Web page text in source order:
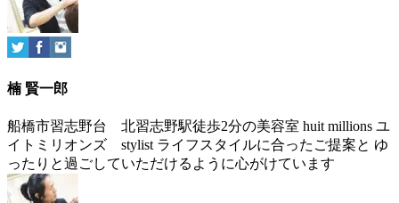
楠 賢一郎
船橋市習志野台 北習志野駅徒歩2分の美容室 huit millions ユ
イトミリオンズ stylist ライフスタイルに合ったご提案と ゆ
ったりと過ごしていただけるように心がけています